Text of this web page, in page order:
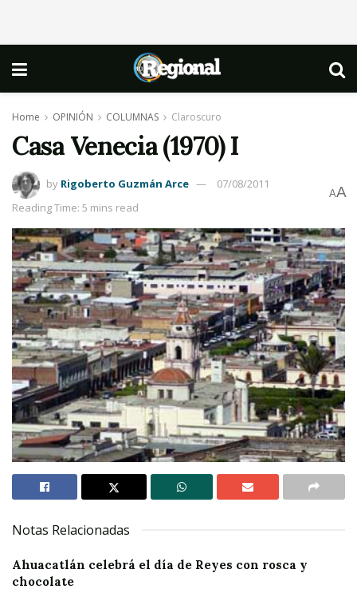
Home OPINIÓN COLUMNAS Claroscuro
Casa Venecia (1970) I
by Rigoberto Guzmán Arce
07/08/2011
Reading Time: 5 mins read
AA
Notas Relacionadas
Ahuacatlán celebrá el día de Reyes con rosca y
chocolate